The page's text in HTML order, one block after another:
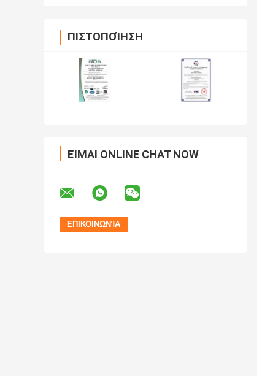
ΠΙΣΤΟΠΟΊΗΣΗ
ΕΊΜΑΙ ONLINE CHAT NOW